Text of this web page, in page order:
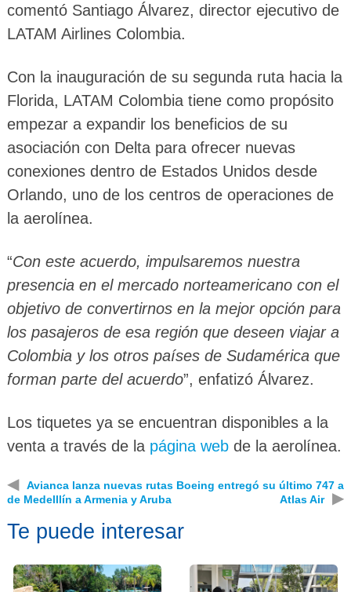
comentó Santiago Álvarez, director ejecutivo de
LATAM Airlines Colombia.
Con la inauguración de su segunda ruta hacia la
Florida, LATAM Colombia tiene como propósito
empezar a expandir los beneficios de su
asociación con Delta para ofrecer nuevas
conexiones dentro de Estados Unidos desde
Orlando, uno de los centros de operaciones de
la aerolínea.
“Con este acuerdo, impulsaremos nuestra
presencia en el mercado norteamericano con el
objetivo de convertirnos en la mejor opción para
los pasajeros de esa región que deseen viajar a
Colombia y los otros países de Sudamérica que
forman parte del acuerdo”, enfatizó Álvarez.
Los tiquetes ya se encuentran disponibles a la
venta a través de la página webde la aerolínea.
◀
Avianca lanza nuevas rutas
de Medelllín a Armenia y Aruba
Boeing entregó su último 747 a
Atlas Air
▶
Te puede interesar